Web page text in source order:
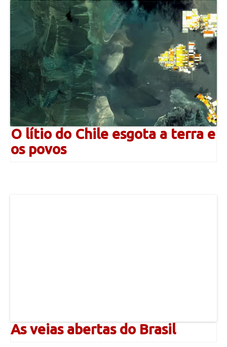
O lítio do Chile esgota a terra e
os povos
As veias abertas do Brasil